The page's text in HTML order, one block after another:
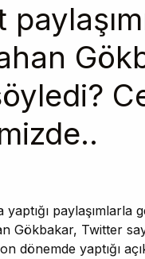
yaptığı
Gökbakar, Twitter
dönemde yaptığı